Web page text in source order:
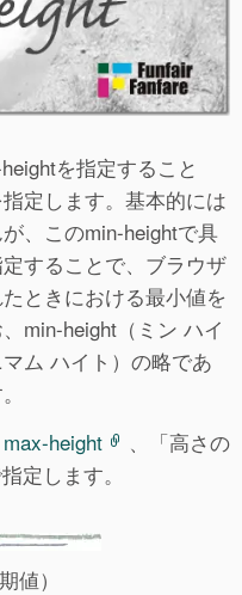
を指定すること
定します。基本的には
、このmin-heightで具
することで、ブラウザ
ときにおける最小値を
min-height（ミン ハイ
ム ハイト）の略であ
max-height
、「高さの
定します。
値）